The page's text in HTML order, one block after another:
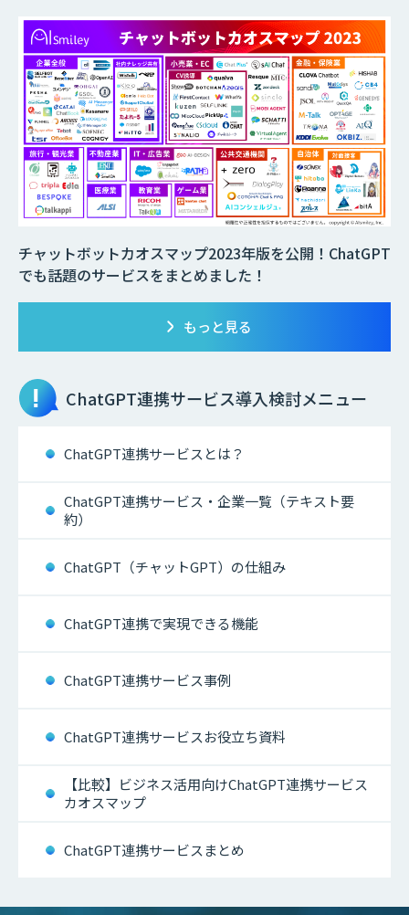
チャットボットカオスマップ2023年版を公開！ChatGPT
でも話題のサービスをまとめました！
もっと見る
ChatGPT連携サービス導入検討メニュー
ChatGPT連携サービスとは？
ChatGPT連携サービス・企業一覧（テキスト要
約）
ChatGPT（チャットGPT）の仕組み
ChatGPT連携で実現できる機能
ChatGPT連携サービス事例
ChatGPT連携サービスお役立ち資料
【比較】ビジネス活用向けChatGPT連携サービス
カオスマップ
ChatGPT連携サービスまとめ